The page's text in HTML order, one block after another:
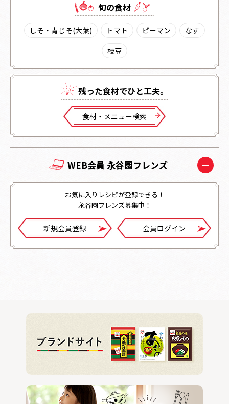
旬の⾷材
しそ・青じそ(大葉) トマト ピーマン
なす
枝豆
残った⾷材でひと⼯夫。
⾷材・メニュー検索
WEB会員 永谷園フレンズ
お気に入りレシピが登録できる！
永谷園フレンズ募集中！
新規会員登録 会員ログイン